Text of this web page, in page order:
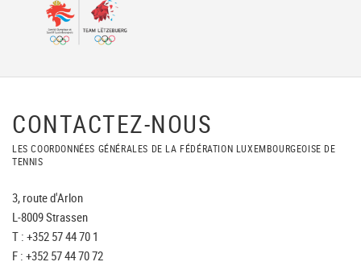
CONTACTEZ-NOUS
LES COORDONNÉES GÉNÉRALES DE LA FÉDÉRATION LUXEMBOURGEOISE DE
TENNIS
3, route d'Arlon
L-8009 Strassen
T : +352 57 44 70 1
F : +352 57 44 70 72